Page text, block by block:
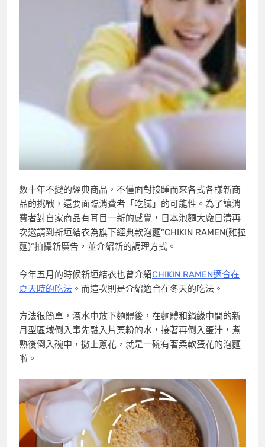
數十年不變的經典商品，不僅面對接踵而來各式各樣新商
品的挑戰，還要面臨消費者「吃膩」的可能性。為了讓消
費者對自家商品有耳目一新的感覺，日本泡麵大廠日清再
次邀請到新垣結衣為旗下經典款泡麵”CHIKIN RAMEN(雞拉
麵)”拍攝新廣告，並介紹新的調理方式。
今年五月的時候新垣結衣也曾介紹CHIKIN RAMEN適合在
夏天時的吃法 。而這次則是介紹適合在冬天的吃法。
方法很簡單，滾水中放下麵體後，在麵體和鍋緣中間的新
月型區域倒入事先融入片栗粉的水，接著再倒入蛋汁，煮
熟後倒入碗中，撒上蔥花，就是一碗有著柔軟蛋花的泡麵
啦。